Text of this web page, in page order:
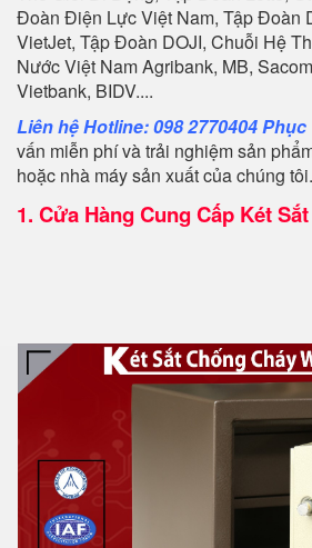
Đoàn Điện Lực Việt Nam, Tập Đoàn
VietJet, Tập Đoàn DOJI, Chuỗi Hệ
Nước Việt Nam Agribank, MB,
Vietbank, BIDV....
Liên hệ Hotline: 098 2770404 Phục
vấn miễn phí và trải nghiệm sản
hoặc nhà máy sản xuất của chúng tôi.
1. Cửa Hàng Cung Cấp Két